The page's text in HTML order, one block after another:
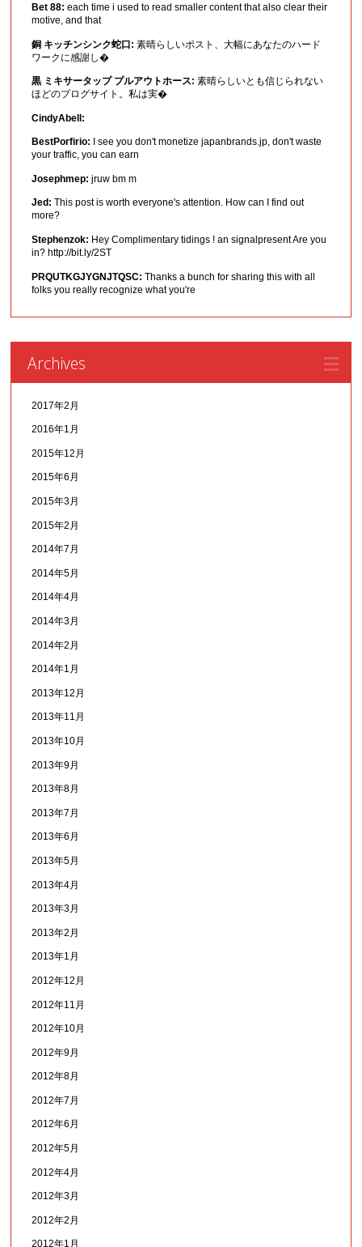
Bet 88: each time i used to read smaller content that also clear their
motive, and that
銅 キッチンシンク蛇口: 素晴らしいポスト、大幅にあなたのハード
ワークに感謝し�
黒 ミキサータップ プルアウトホース: 素晴らしいとも信じられない
ほどのブログサイト。私は実�
CindyAbell:
BestPorfirio:
I see you don't monetize japanbrands.jp, don't waste
your traffic, you can earn
Josephmep: jruw bm m
Jed: This post is worth everyone's attention. How can I find out
more?
Stephenzok: Hey Complimentary tidings ! an signalpresent Are you
in? http://bit.ly/2ST
PRQUTKGJYGNJTQSC: Thanks a bunch for sharing this with all
folks you really recognize what you're
Archives
2017年2月
2016年1月
2015年12月
2015年6月
2015年3月
2015年2月
2014年7月
2014年5月
2014年4月
2014年3月
2014年2月
2014年1月
2013年12月
2013年11月
2013年10月
2013年9月
2013年8月
2013年7月
2013年6月
2013年5月
2013年4月
2013年3月
2013年2月
2013年1月
2012年12月
2012年11月
2012年10月
2012年9月
2012年8月
2012年7月
2012年6月
2012年5月
2012年4月
2012年3月
2012年2月
2012年1月